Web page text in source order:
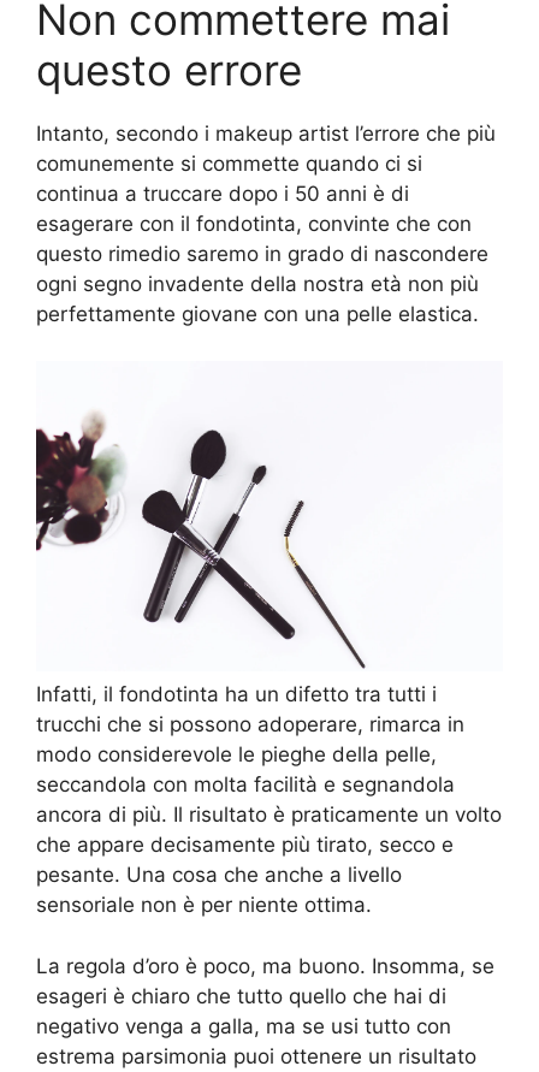
Non commettere mai
questo errore
Intanto, secondo i makeup artist l’errore che più
comunemente si commette quando ci si
continua a truccare dopo i 50 anni è di
esagerare con il fondotinta, convinte che con
questo rimedio saremo in grado di nascondere
ogni segno invadente della nostra età non più
perfettamente giovane con una pelle elastica.
Infatti, il fondotinta ha un difetto tra tutti i
trucchi che si possono adoperare, rimarca in
modo considerevole le pieghe della pelle,
seccandola con molta facilità e segnandola
ancora di più. Il risultato è praticamente un volto
che appare decisamente più tirato, secco e
pesante. Una cosa che anche a livello
sensoriale non è per niente ottima.
La regola d’oro è poco, ma buono. Insomma, se
esageri è chiaro che tutto quello che hai di
negativo venga a galla, ma se usi tutto con
estrema parsimonia puoi ottenere un risultato